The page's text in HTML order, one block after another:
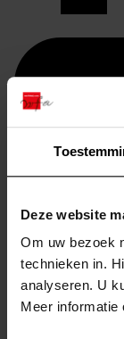
Deze website
Om uw bezoek
technieken in.
analyseren. U
Meer
Printen
duurzaam